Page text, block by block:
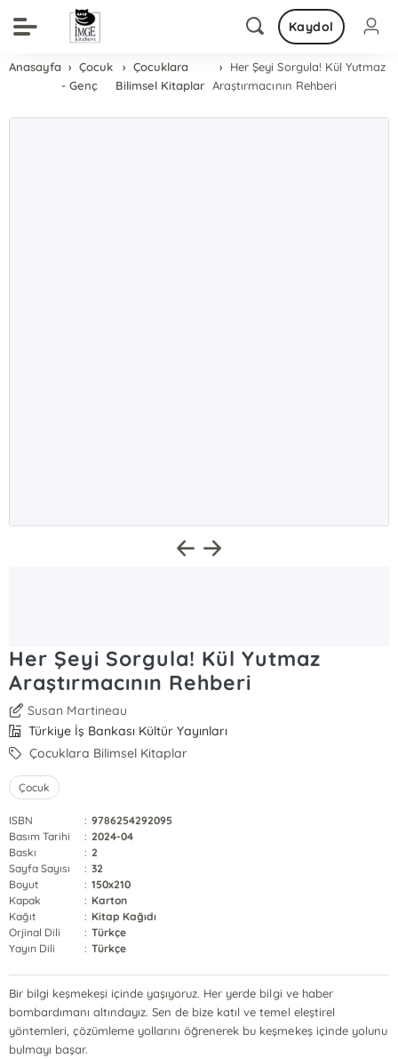
Kaydol
Anasayfa
Çocuk
- Genç
Çocuklara
Bilimsel Kitaplar
Her Şeyi Sorgula! Kül Yutmaz
Araştırmacının Rehberi
Her Şeyi Sorgula! Kül Yutmaz
Araştırmacının Rehberi
Susan Martineau
Türkiye İş Bankası Kültür Yayınları
Çocuklara Bilimsel Kitaplar
Çocuk
ISBN : 9786254292095
Basım Tarihi
: 2024-04
Baskı
: 2
Sayfa Sayısı
: 32
Boyut
: 150x210
Kapak
: Karton
Kağıt
: Kitap Kağıdı
Orjinal Dili
: Türkçe
Yayın Dili
: Türkçe
Bir bilgi keşmekeşi içinde yaşıyoruz. Her yerde bilgi ve haber
bombardımanı altındayız. Sen de bize katıl ve temel eleştirel
yöntemleri, çözümleme yollarını öğrenerek bu keşmekeş içinde yolunu
bulmayı başar.